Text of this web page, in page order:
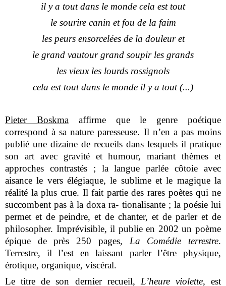
il y a tout dans le monde cela est tout
le sourire canin et fou de la faim
les peurs ensorcelées de la douleur et
le grand vautour grand soupir les grands
les vieux les lourds rossignols
cela est tout dans le monde il y a tout (...)
Pieter Boskmaaffirme que le genre poétique
correspond à sa nature paresseuse. Il n’en a pas moins
publié une dizaine de recueils dans lesquels il pratique
son art avec gravité et humour, mariant thèmes et
approches contrastés ; la langue parlée côtoie avec
aisance le vers élégiaque, le sublime et le magique la
réalité la plus crue. Il fait partie des rares poètes qui ne
succombent pas à la doxa ra- tionalisante ; la poésie lui
permet et de peindre, et de chanter, et de parler et de
philosopher. Imprévisible, il publie en 2002 un poème
épique de près 250 pages, La Comédie terrestre.
Terrestre, il l’est en laissant parler l’être physique,
érotique, organique, viscéral.
Le titre de son dernier recueil, L’heure violette, est